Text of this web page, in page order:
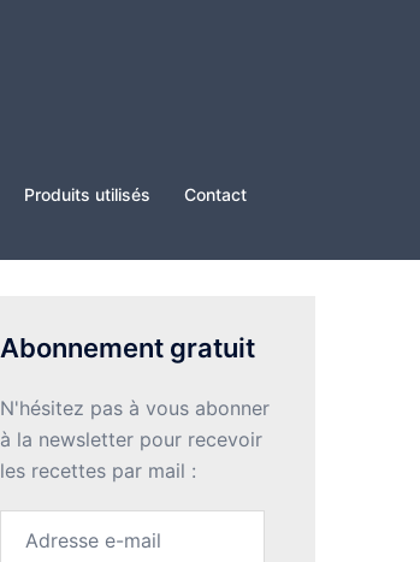
Produits utilisés
Contact
Abonnement gratuit
N'hésitez pas à vous abonner
à la newsletter pour recevoir
les recettes par mail :